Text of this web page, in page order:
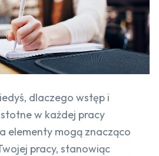
dlaczego wstęp i
w każdej pracy
elementy mogą znacząco
pracy, stanowiąc